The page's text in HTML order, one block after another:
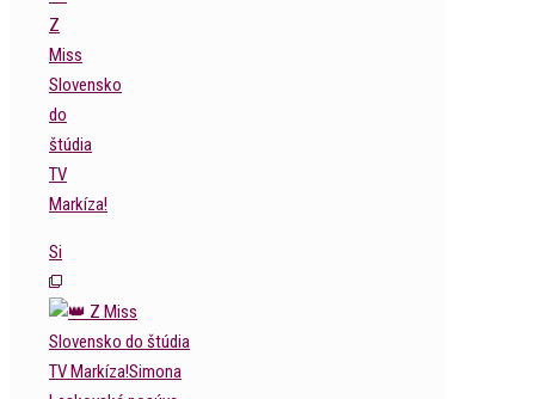
Z
Miss
Slovensko
do
štúdia
TV
Markíza!
Si